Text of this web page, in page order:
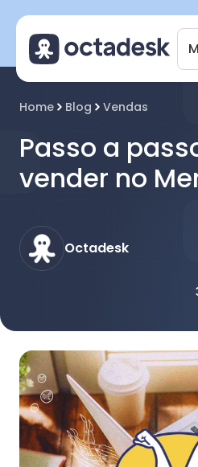
Home Blog Vendas
Passo a
vender no
Octadesk